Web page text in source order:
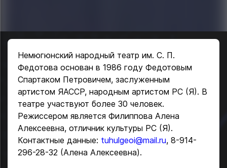
Немюгюнский народный театр им. С. П.
Федотова основан в 1986 году Федотовым
Спартаком Петровичем, заслуженным
артистом ЯАССР, народным артистом РС (Я). В
театре участвуют более 30 человек.
Режиссером является Филиппова Алена
Алексеевна, отличник культуры РС (Я).
Контактные данные: tuhulgeoi@mail.ru, 8-914-
296-28-32 (Алена Алексеевна).